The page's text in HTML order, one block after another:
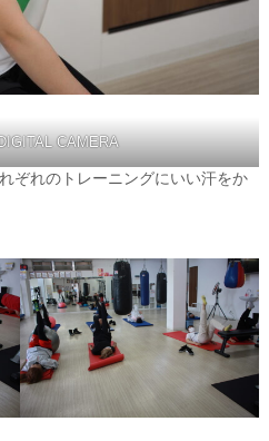
CAMERA
ぞれのトレーニングにいい汗をか